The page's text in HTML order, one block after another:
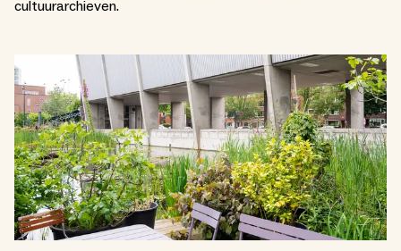
cultuurarchieven.